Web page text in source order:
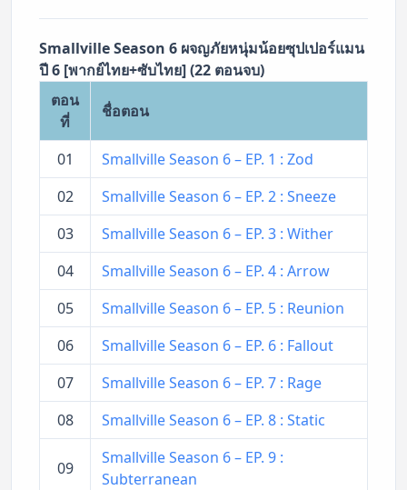
Smallville Season 6 ผจญภัยหนุ่มน้อยซุปเปอร์แมน
ปี 6 [พากย์ไทย+ซับไทย] (22 ตอนจบ)
ตอน
ที่
ชื่อตอน
01
Smallville Season 6 – EP. 1 : Zod
02
Smallville Season 6 – EP. 2 : Sneeze
03
Smallville Season 6 – EP. 3 : Wither
04
Smallville Season 6 – EP. 4 : Arrow
05
Smallville Season 6 – EP. 5 : Reunion
06
Smallville Season 6 – EP. 6 : Fallout
07
Smallville Season 6 – EP. 7 : Rage
08
Smallville Season 6 – EP. 8 : Static
09
Smallville Season 6 – EP. 9 :
Subterranean